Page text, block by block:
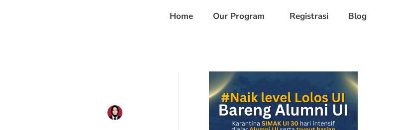
Home Our Program Registrasi Blog